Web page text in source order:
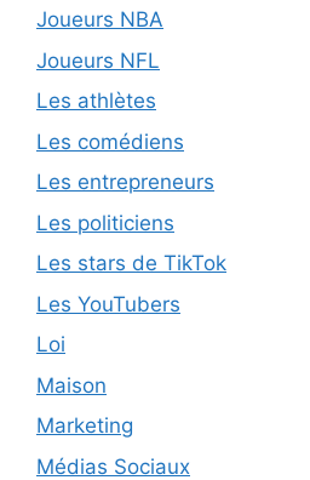
Joueurs NBA
Joueurs NFL
Les athlètes
Les comédiens
Les entrepreneurs
Les politiciens
Les stars de TikTok
Les YouTubers
Loi
Maison
Marketing
Médias Sociaux